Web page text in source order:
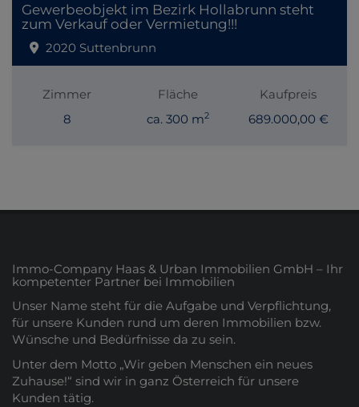
Gewerbeobjekt im Bezirk Hollabrunn steht
zum Verkauf oder Vermietung!!!
2020 Suttenbrunn
Zimmer
8
Fläche
ca. 300 m2
Kaufpreis
689.000,00 €
Immo-Company Haas & Urban Immobilien GmbH – Ihr
kompetenter Partner bei Immobilien
Unser Name steht für die Aufgabe und Verpflichtung,
für unsere Kunden rund um deren Immobilien bzw.
Wünsche und Bedürfnisse da zu sein.
Unter dem Motto „Wir geben Menschen ein neues
Zuhause!“ sind wir in ganz Österreich für unsere
Kunden tätig.